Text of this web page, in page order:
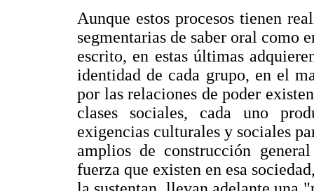
Aunque estos procesos tienen
segmentarias de saber oral como
escrito, en estas últimas
identidad de cada grupo, en el
por las relaciones de poder
clases sociales, cada uno
exigencias culturales y sociales
amplios de construcción
fuerza que existen en esa